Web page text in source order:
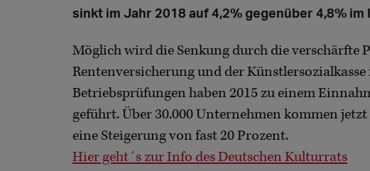
sinkt im Jahr 2018 auf 4,2% gegenüber 4,8% im
Möglich wird die Senkung durch die verschärfte
Rentenversicherung und der
Betriebsprüfungen haben 2015 zu einem
geführt. Über 30.000 Unternehmen kommen
eine Steigerung von fast 20 Prozent.
Hier geht´s zur Info des Deutschen Kulturrats